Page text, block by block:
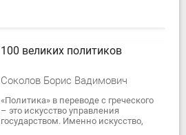
100 великих политиков
Соколов Борис Вадимович
«Политика» в переводе с греческого
– это искусство управления
государством. Именно искусство,